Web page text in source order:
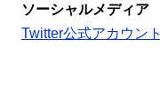
ソーシャルメディア
Twitter公式アカウント